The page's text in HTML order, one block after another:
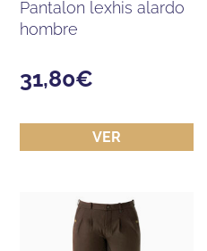
pantalon lexhis alardo
hombre
31,80€
VER